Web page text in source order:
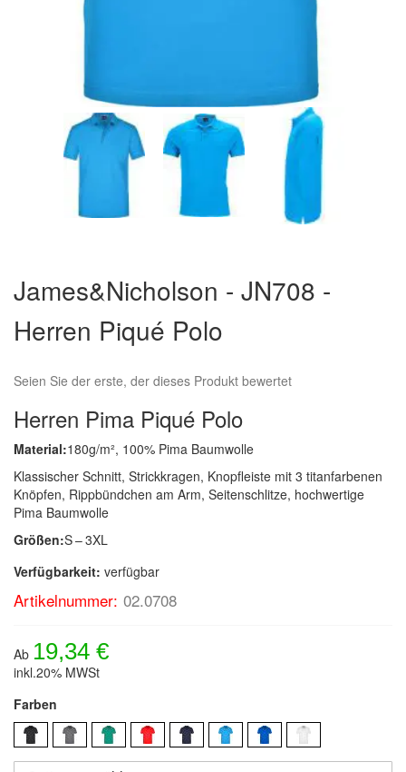
der
Bildergalerie
springen
James&Nicholson - JN708 -
Herren Piqué Polo
Seien Sie der erste, der dieses Produkt bewertet
Herren Pima Piqué Polo
Material:180g/m², 100% Pima Baumwolle
Klassischer Schnitt, Strickkragen, Knopfleiste mit 3 titanfarbenen
Knöpfen, Rippbündchen am Arm, Seitenschlitze, hochwertige
Pima Baumwolle
Größen:S – 3XL
Verfügbarkeit: verfügbar
Artikelnummer: 02.0708
Ab 19,34 €
inkl.20% MWSt
Farben